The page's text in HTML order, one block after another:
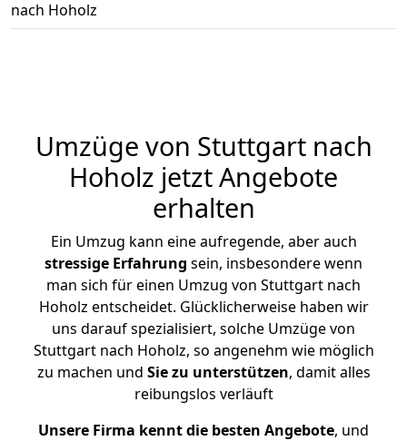
nach Hoholz
Umzüge von Stuttgart nach
Hoholz jetzt Angebote
erhalten
Ein Umzug kann eine aufregende, aber auch
stressige Erfahrung sein, insbesondere wenn
man sich für einen Umzug von Stuttgart nach
Hoholz entscheidet. Glücklicherweise haben wir
uns darauf spezialisiert, solche Umzüge von
Stuttgart nach Hoholz, so angenehm wie möglich
zu machen und Sie zu unterstützen, damit alles
reibungslos verläuft
Unsere Firma kennt die besten Angebote, und